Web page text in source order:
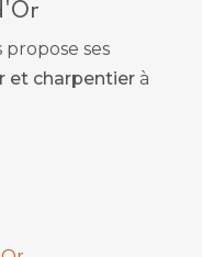
propose ses
et charpentier à